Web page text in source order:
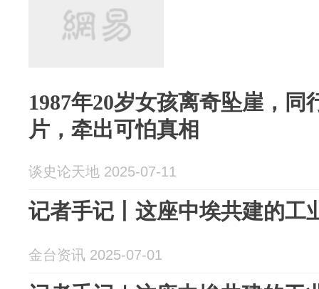
1987年20岁女孩离奇坠崖，同
片，牵出可怕真相
谈史论天地 2025-07-11
记者手记丨这座中埃共建的工
金台资讯 2025-07-01